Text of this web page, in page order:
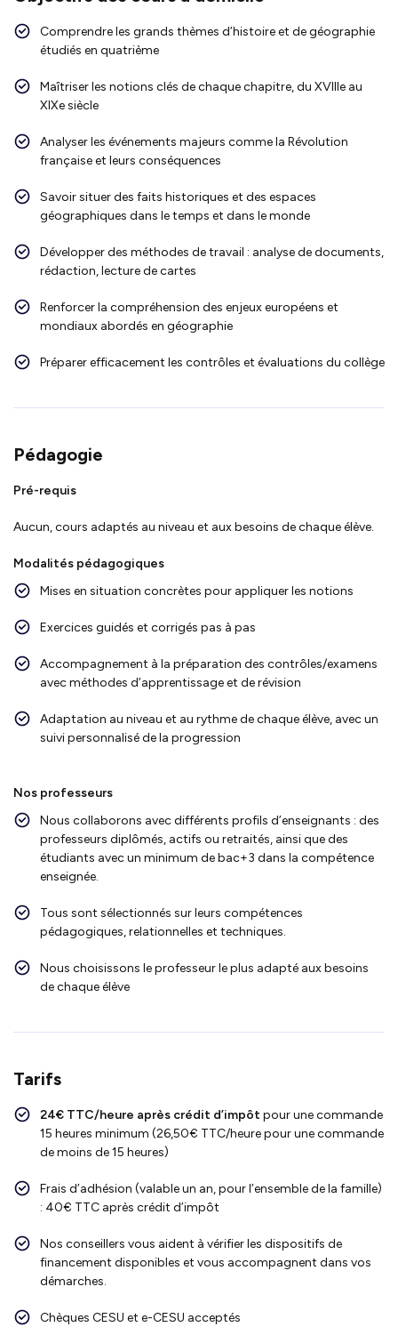
Comprendre les grands thèmes d’histoire et de géographie
étudiés en quatrième
Maîtriser les notions clés de chaque chapitre, du XVIIIe au
XIXe siècle
Analyser les événements majeurs comme la Révolution
française et leurs conséquences
Savoir situer des faits historiques et des espaces
géographiques dans le temps et dans le monde
Développer des méthodes de travail : analyse de documents,
rédaction, lecture de cartes
Renforcer la compréhension des enjeux européens et
mondiaux abordés en géographie
Préparer efficacement les contrôles et évaluations du collège
Pédagogie
Pré-requis
Aucun, cours adaptés au niveau et aux besoins de chaque élève.
Modalités pédagogiques
Mises en situation concrètes pour appliquer les notions
Exercices guidés et corrigés pas à pas
Accompagnement à la préparation des contrôles/examens
avec méthodes d’apprentissage et de révision
Adaptation au niveau et au rythme de chaque élève, avec un
suivi personnalisé de la progression
Nos professeurs
Nous collaborons avec différents profils d’enseignants : des
professeurs diplômés, actifs ou retraités, ainsi que des
étudiants avec un minimum de bac+3 dans la compétence
enseignée.
Tous sont sélectionnés sur leurs compétences
pédagogiques, relationnelles et techniques.
Nous choisissons le professeur le plus adapté aux besoins
de chaque élève
Tarifs
24€ TTC/heure après crédit d’impôt pour une commande
15 heures minimum (26,50€ TTC/heure pour une commande
de moins de 15 heures)
Frais d’adhésion (valable un an, pour l’ensemble de la famille)
: 40€ TTC après crédit d’impôt
Nos conseillers vous aident à vérifier les dispositifs de
financement disponibles et vous accompagnent dans vos
démarches.
Chèques CESU et e-CESU acceptés